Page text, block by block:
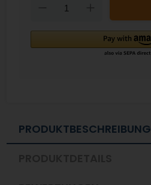
Down
PRODUKTBESCHREIBUNG